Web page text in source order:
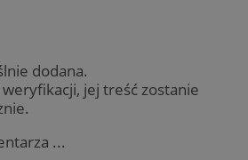
dodana.
jej treść zostanie
...